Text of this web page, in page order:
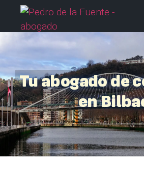
Tu abogado de
en